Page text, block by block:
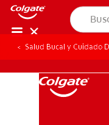
Salud Bucal y Cuidado